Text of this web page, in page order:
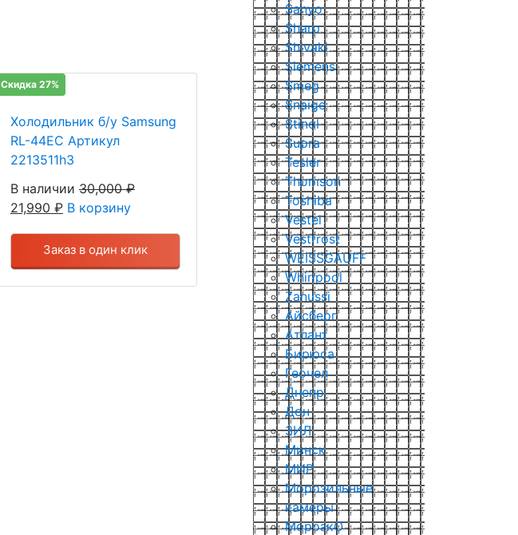
Скидка 27%
Холодильник б/у Samsung
RL-44EC Артикул
2213511h3
В наличии 30,000₽
21,990 ₽ В корзину
Заказ в один клик
Sanyo
Sharp
Shivaki
Siemens
Smeg
Snaige
Stinol
Supra
Tesler
Thomson
Toshiba
Vestel
Vestfrost
WEISSGAUFF
Whirlpool
Zanussi
Айсберг
Атлант
Бирюса
Геочел
Днепр
Дон
ЗИЛ
Минск
МИР
Морозильные
камеры
МорозкО